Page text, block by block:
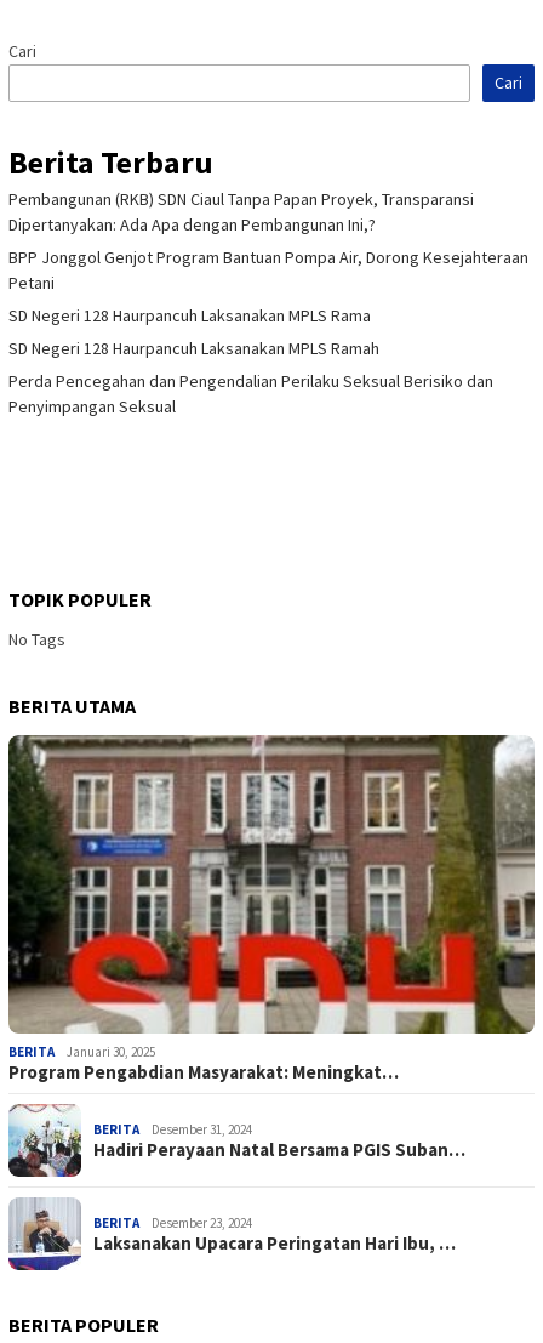
Cari
Cari
Berita Terbaru
Pembangunan (RKB) SDN Ciaul Tanpa Papan Proyek, Transparansi
Dipertanyakan: Ada Apa dengan Pembangunan Ini,?
BPP Jonggol Genjot Program Bantuan Pompa Air, Dorong Kesejahteraan
Petani
SD Negeri 128 Haurpancuh Laksanakan MPLS Rama
SD Negeri 128 Haurpancuh Laksanakan MPLS Ramah
Perda Pencegahan dan Pengendalian Perilaku Seksual Berisiko dan
Penyimpangan Seksual
TOPIK POPULER
No Tags
BERITA UTAMA
BERITA Januari 30, 2025
Program Pengabdian Masyarakat: Meningkat…
BERITA Desember 31, 2024
Hadiri Perayaan Natal Bersama PGIS Suban…
BERITA Desember 23, 2024
Laksanakan Upacara Peringatan Hari Ibu, …
BERITA POPULER